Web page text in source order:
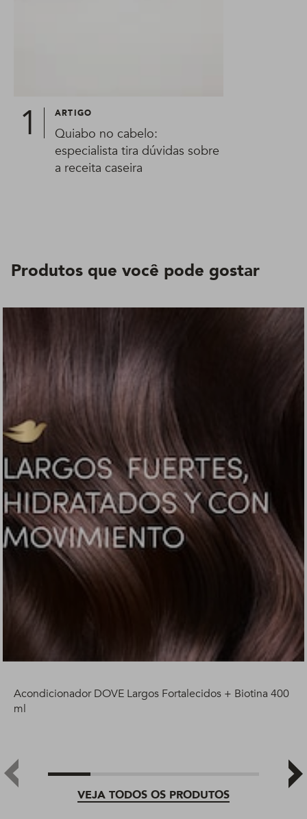
ARTIGO
Quiabo no cabelo:
especialista tira dúvidas sobre
a receita caseira
Produtos que você pode gostar
VEJA TODOS OS PRODUTOS
Acondicionador DOVE Largos Fortalecidos + Biotina 400
ml